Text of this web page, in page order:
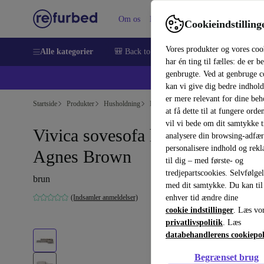
Vores produkter og vores
har én ting til fælles: de er
genbrugte. Ved at genbruge
kan vi give dig bedre
er mere relevant for dine
at få dette til at fungere
vil vi bede om dit samtykke
analysere din browsing-
personalisere indhold og
til dig – med første- og
tredjepartscookies.
med dit samtykke. Du kan til
enhver tid ændre dine
cookie indstillinger. Læs
privatlivspolitik. Læs
databehandlerens
Begrænset brug
Om os Hjælp
Alle kategorier 🎒 Back to school Smartphones
💻
Startside Produkter Husholdning Møbler
Vivica sovesofa højre
Agnes Brown
brun
(Indsamler anmeldelser)